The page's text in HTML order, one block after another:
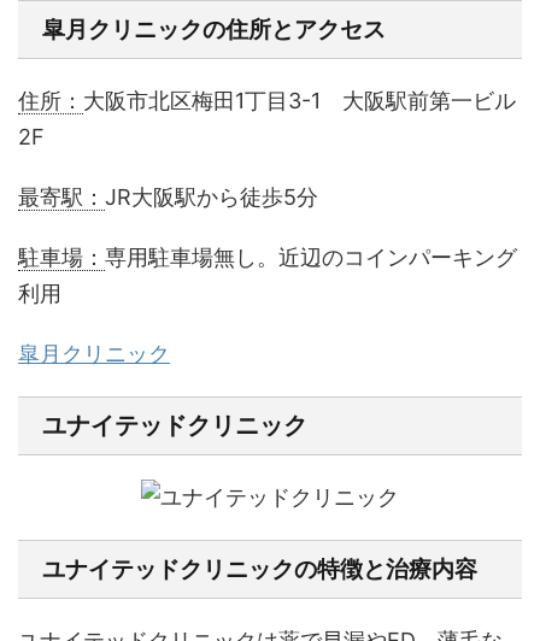
皐月クリニックの住所とアクセス
住所： 大阪市北区梅田1丁目3-1 大阪駅前第一ビル
2F
最寄駅： JR大阪駅から徒歩5分
駐車場： 専用駐車場無し。近辺のコインパーキング
利用
皐月クリニック
ユナイテッドクリニック
ユナイテッドクリニックの特徴と治療内容